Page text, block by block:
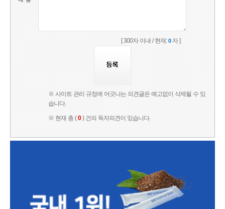
[ 300자 이내 / 현재:0자 ]
※ 사이트 관리 규정에 어긋나는 의견글은 예고없이 삭제될 수 있
습니다.
※ 현재 총 (0) 건의 독자의견이 있습니다.